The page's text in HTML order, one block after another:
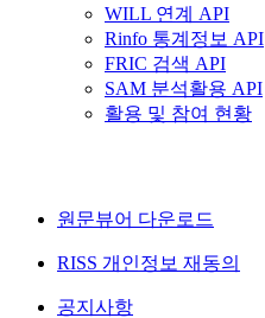
WILL 연계 API
Rinfo 통계정보 API
FRIC 검색 API
SAM 분석활용 API
활용 및 참여 현황
원문뷰어 다운로드
RISS 개인정보 재동의
공지사항